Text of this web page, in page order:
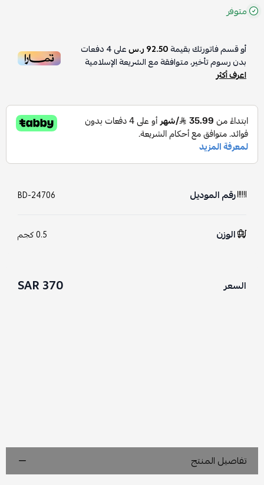
متوفر
أو قسم فاتورتك بقيمة92.50 ر.س على4دفعات
بدون رسوم تأخير، متوافقة مع الشريعة الإسلامية
اعرف أكثر
رقم الموديل BD-24706
الوزن 0.5 كجم
السعر 370 SAR
تفاصيل المنتج